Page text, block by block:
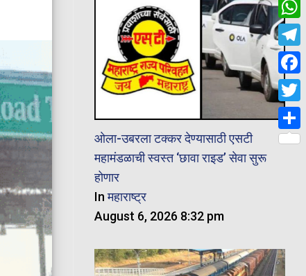
ओला-उबरला टक्कर देण्यासाठी एसटी
महामंडळाची स्वस्त ‘छावा राइड’ सेवा सुरू
होणार
Inमहाराष्ट्र
August 6, 2026 8:32 pm